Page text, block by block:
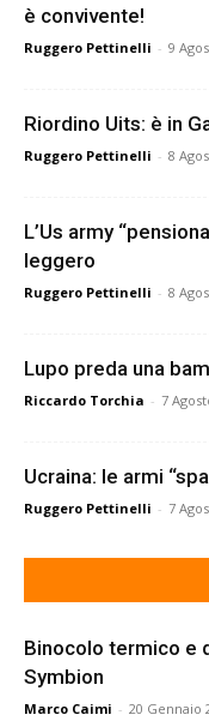
è convivente!
Ruggero Pettinelli - 9
Riordino Uits: è in
Ruggero Pettinelli - 8
L’Us army
leggero
Ruggero Pettinelli - 8
Lupo preda una
Riccardo Torchia - 7
Ucraina: le armi
Ruggero Pettinelli - 7
Binocolo termico e
Symbion
Marco Caimi - 20 Gennaio